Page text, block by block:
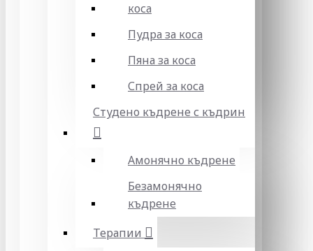
коса
Пудра за коса
Пяна за коса
Спрей за коса
Студено къдрене с къдрин
Амонячно къдрене
Безамонячно
къдрене
Терапии